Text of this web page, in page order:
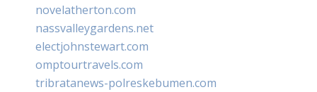
novelatherton.com
nassvalleygardens.net
electjohnstewart.com
omptourtravels.com
tribratanews-polreskebumen.com